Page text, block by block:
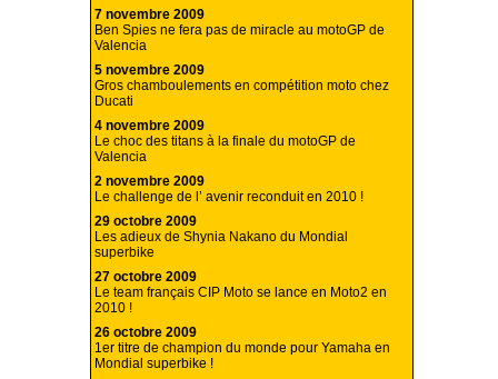
7 novembre 2009
Ben Spies ne fera pas de miracle au motoGP de
Valencia
5 novembre 2009
Gros chamboulements en compétition moto chez
Ducati
4 novembre 2009
Le choc des titans à la finale du motoGP de
Valencia
2 novembre 2009
Le challenge de l’ avenir reconduit en 2010 !
29 octobre 2009
Les adieux de Shynia Nakano du Mondial
superbike
27 octobre 2009
Le team français CIP Moto se lance en Moto2 en
2010 !
26 octobre 2009
1er titre de champion du monde pour Yamaha en
Mondial superbike !